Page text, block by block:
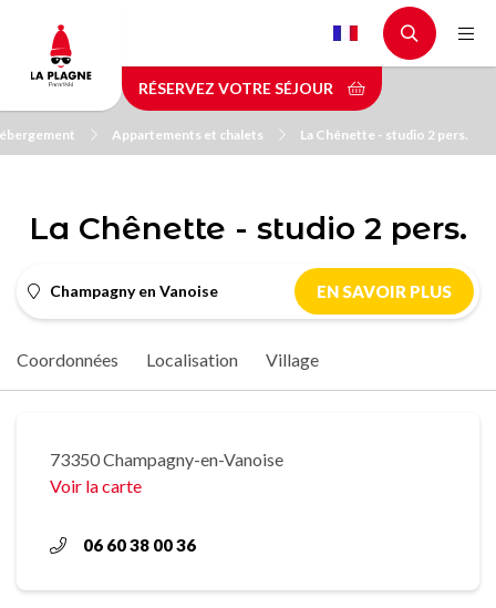
contenu
principal
RÉSERVEZ VOTRE SÉJOUR
Appartements et chalets La Chênette - studio 2 pers.
La Chênette - studio 2 pers.
Champagny en Vanoise EN SAVOIR PLUS
Coordonnées Localisation Village
73350 Champagny-en-Vanoise
Voir la carte
06 60 38 00 36